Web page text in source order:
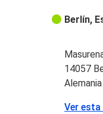
Berlín,
14057
Alemania
Ver